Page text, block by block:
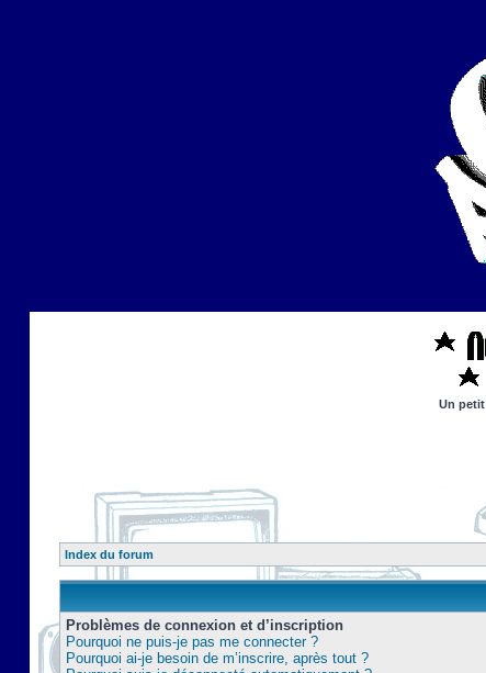
Un
Index du forum
Problèmes de connexion et d’inscription
Pourquoi ne puis-je pas me connecter ?
Pourquoi ai-je besoin de m’inscrire, après tout ?